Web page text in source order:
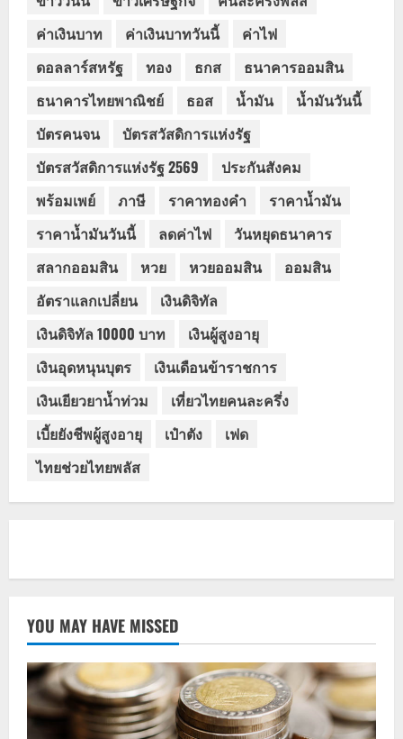
ค่าเงินบาท
ค่าเงินบาทวันนี้
ค่าไฟ
ดอลลาร์สหรัฐ
ทอง ธกส
ธนาคารออมสิน
ธนาคารไทยพาณิชย์
ธอส น้ำมัน
น้ำมันวันนี้
บัตรคนจน
บัตรสวัสดิการแห่งรัฐ
บัตรสวัสดิการแห่งรัฐ 2569
ประกันสังคม
พร้อมเพย์
ภาษี ราคาทองคำ
ราคาน้ำมัน
ราคาน้ำมันวันนี้
ลดค่าไฟ
วันหยุดธนาคาร
สลากออมสิน
หวย หวยออมสิน
ออมสิน
อัตราแลกเปลี่ยน
เงินดิจิทัล
เงินดิจิทัล 10000 บาท
เงินผู้สูงอายุ
เงินอุดหนุนบุตร
เงินเดือนข้าราชการ
เงินเยียวยาน้ำท่วม
เที่ยวไทยคนละครึ่ง
เบี้ยยังชีพผู้สูงอายุ
เป๋าตัง
เฟด
ไทยช่วยไทยพลัส
YOU MAY HAVE MISSED